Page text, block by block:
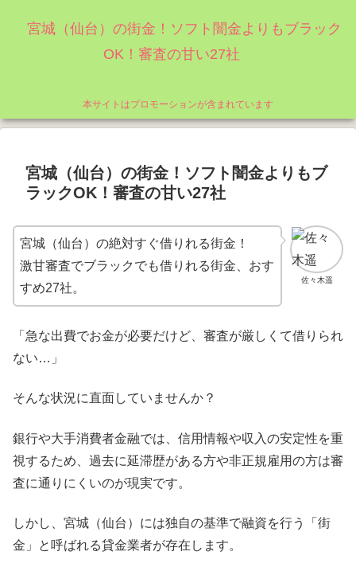
宮城（仙台）の街金！ソフト闇金よりもブラック
OK！審査の甘い27社
本サイトはプロモーションが含まれています
宮城（仙台）の街金！ソフト闇金よりもブ
ラックOK！審査の甘い27社
佐々木遥
宮城（仙台）の絶対すぐ借りれる街金！
激甘審査でブラックでも借りれる街金、おす
すめ27社。
「急な出費でお金が必要だけど、審査が厳しくて借りられ
ない…」
そんな状況に直面していませんか？
銀行や大手消費者金融では、信用情報や収入の安定性を重
視するため、過去に延滞歴がある方や非正規雇用の方は審
査に通りにくいのが現実です。
しかし、宮城（仙台）には独自の基準で融資を行う「街
金」と呼ばれる貸金業者が存在します。